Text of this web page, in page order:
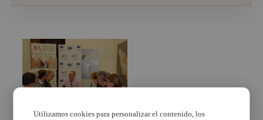
Utilizamos cookies para personalizar el contenido, los